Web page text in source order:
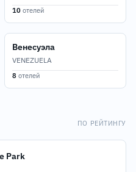
10 отелей
Венесуэла
VENEZUELA
8 отелей
ПО РЕЙТИНГУ
Park